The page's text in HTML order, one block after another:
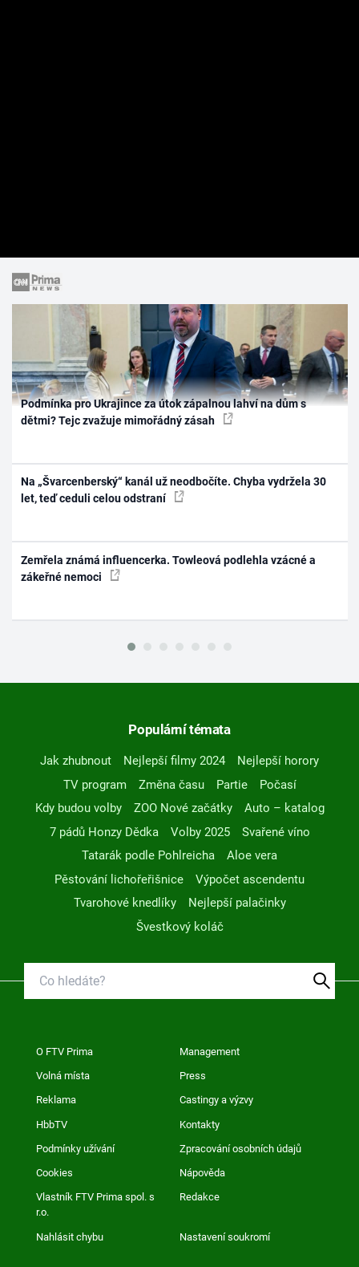
Podmínka pro Ukrajince za útok zápalnou lahví na dům s
dětmi? Tejc zvažuje mimořádný zásah
Na „Švarcenberský“ kanál už neodbočíte. Chyba vydržela 30
let, teď ceduli celou odstraní
Zemřela známá influencerka. Towleová podlehla vzácné a
zákeřné nemoci
Populární témata
Jak zhubnout Nejlepší filmy 2024
Nejlepší horory
TV program
Změna času Partie
Počasí
Kdy budou volby
ZOO Nové začátky
Auto – katalog
7 pádů Honzy Dědka
Volby 2025
Svařené víno
Tatarák podle Pohlreicha
Aloe vera
Pěstování lichořeřišnice
Výpočet ascendentu
Tvarohové knedlíky
Nejlepší palačinky
Švestkový koláč
O FTV Prima Management
Volná místa Press
Reklama Castingy a výzvy
HbbTV Kontakty
Podmínky užívání Zpracování osobních údajů
Cookies Nápověda
Vlastník FTV Prima spol. s
r.o.
Redakce
Nahlásit chybu Nastavení soukromí